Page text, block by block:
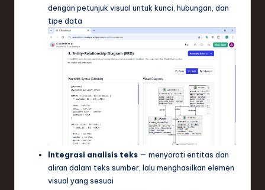
dengan petunjuk visual untuk kunci, hubungan, dan
tipe data
Integrasi analisis teks — menyoroti entitas dan
aliran dalam teks sumber, lalu menghasilkan elemen
visual yang sesuai